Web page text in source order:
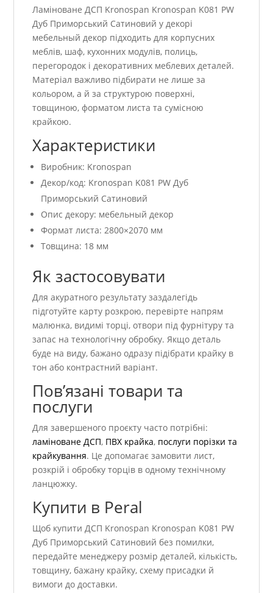
Ламіноване ДСП Kronospan Kronospan K081 PW
Дуб Приморський Сатиновий у декорі
мебельный декор підходить для корпусних
меблів, шаф, кухонних модулів, полиць,
перегородок і декоративних меблевих деталей.
Матеріал важливо підбирати не лише за
кольором, а й за структурою поверхні,
товщиною, форматом листа та сумісною
крайкою.
Характеристики
Виробник: Kronospan
Декор/код: Kronospan K081 PW Дуб
Приморський Сатиновий
Опис декору: мебельный декор
Формат листа: 2800×2070 мм
Товщина: 18 мм
Як застосовувати
Для акуратного результату заздалегідь
підготуйте карту розкрою, перевірте напрям
малюнка, видимі торці, отвори під фурнітуру та
запас на технологічну обробку. Якщо деталь
буде на виду, бажано одразу підібрати крайку в
тон або контрастний варіант.
Пов’язані товари та
послуги
Для завершеного проєкту часто потрібні:
ламіноване ДСП, ПВХ крайка, послуги порізки та
крайкування. Це допомагає замовити лист,
розкрій і обробку торців в одному технічному
ланцюжку.
Купити в Peral
Щоб купити ДСП Kronospan Kronospan K081 PW
Дуб Приморський Сатиновий без помилки,
передайте менеджеру розмір деталей, кількість,
товщину, бажану крайку, схему присадки й
вимоги до доставки.